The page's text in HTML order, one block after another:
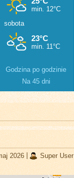
Godzina po godzinie
Na 45 dni
2026 Super User